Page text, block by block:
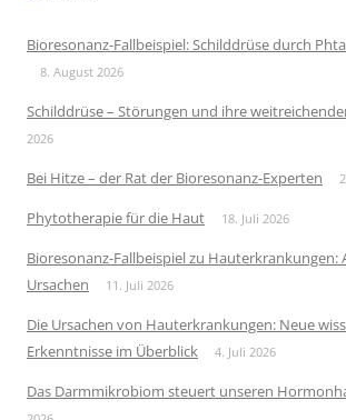
Bioresonanz-Fallbeispiel: Schilddrüse durch
8. August 2026
Schilddrüse – Störungen und ihre
2026
Bei Hitze – der Rat der Bioresonanz-Experten
Phytotherapie für die Haut 18. Juli 2026
Bioresonanz-Fallbeispiel zu Hauterkrankungen:
Ursachen
11. Juli 2026
Die Ursachen von Hauterkrankungen: Neue
Erkenntnisse im Überblick
4. Juli 2026
Das Darmmikrobiom steuert unseren